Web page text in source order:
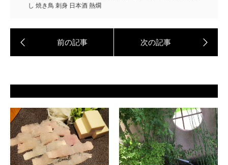
し 焼き鳥 刺身 日本酒 熱燗